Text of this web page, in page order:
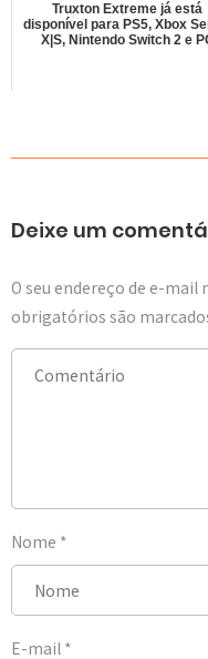
Truxton Extreme já está
disponível para PS5, Xbox
X|S, Nintendo Switch 2 e
Deixe um
O seu endereço de e-mail
obrigatórios são
Nome *
E-mail *